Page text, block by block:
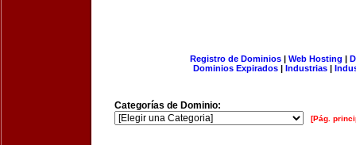
Registro de Dominios| Web Hosting |
Dominios Expirados | Industrias |
Categorías de Dominio:
[Pág.